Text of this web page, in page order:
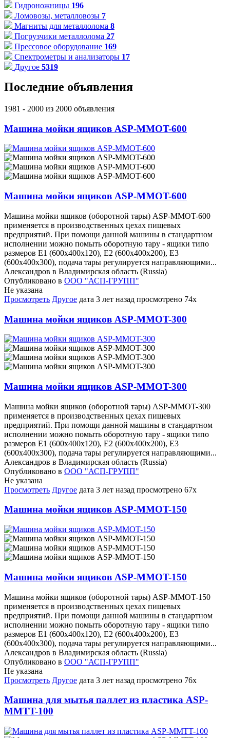
Гидроножницы 196
Ломовозы, металловозы 7
Магниты для металлолома 8
Погрузчики металлолома 27
Прессовое оборудование 169
Спектрометры и анализаторы 17
Другое 5319
Последние объявления
1981 - 2000 из 2000 объявления
Машина мойки ящиков ASP-MMOT-600
Машина мойки ящиков ASP-MMOT-600
Машина мойки ящиков (оборотной тары) ASP-MMOT-600
применяется в производственных цехах пищевых
предприятий. При помощи данной машины в стандартном
исполнении можно помыть оборотную тару - ящики типо
размеров Е1 (600х400х120), Е2 (600х400х200), E3
(600х400х300), подача тары регулируется направляющими...
Александров в Владимирская область (Russia)
Опубликовано в ООО "АСП-ГРУПП"
Не указана
Просмотреть Другое дата 3 лет назад просмотрено 74x
Машина мойки ящиков ASP-MMOT-300
Машина мойки ящиков ASP-MMOT-300
Машина мойки ящиков (оборотной тары) ASP-MMOT-300
применяется в производственных цехах пищевых
предприятий. При помощи данной машины в стандартном
исполнении можно помыть оборотную тару - ящики типо
размеров Е1 (600х400х120), Е2 (600х400х200), E3
(600х400х300), подача тары регулируется направляющими...
Александров в Владимирская область (Russia)
Опубликовано в ООО "АСП-ГРУПП"
Не указана
Просмотреть Другое дата 3 лет назад просмотрено 67x
Машина мойки ящиков ASP-MMOT-150
Машина мойки ящиков ASP-MMOT-150
Машина мойки ящиков (оборотной тары) ASP-MMOT-150
применяется в производственных цехах пищевых
предприятий. При помощи данной машины в стандартном
исполнении можно помыть оборотную тару - ящики типо
размеров Е1 (600х400х120), Е2 (600х400х200), E3
(600х400х300), подача тары регулируется направляющими...
Александров в Владимирская область (Russia)
Опубликовано в ООО "АСП-ГРУПП"
Не указана
Просмотреть Другое дата 3 лет назад просмотрено 76x
Машина для мытья паллет из пластика ASP-
MMTT-100